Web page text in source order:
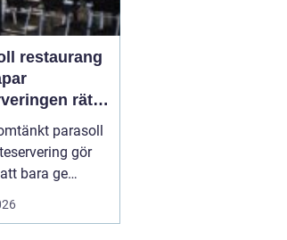
restaurang
rätt
året runt
parasoll
gör
bara ge
Det påverkar hur
stannar,